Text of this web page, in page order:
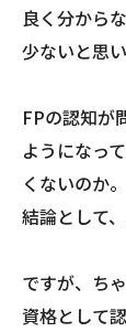
良く分から
少ないと思い
FPの認知が
ようになっ
くないのか。
結論として
ですが、ち
資格として